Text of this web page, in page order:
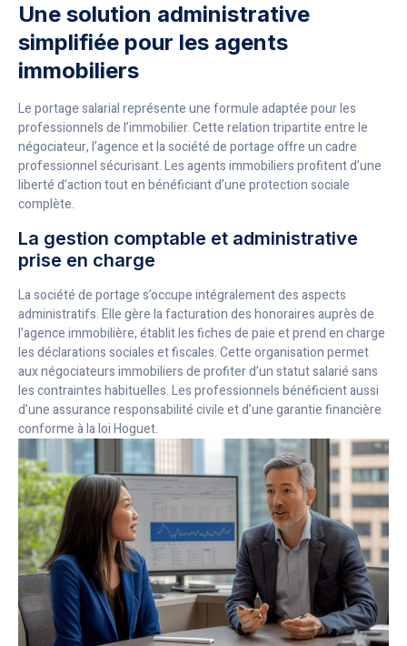
Une solution administrative
simplifiée pour les agents
immobiliers
Le portage salarial représente une formule adaptée pour les
professionnels de l’immobilier. Cette relation tripartite entre le
négociateur, l’agence et la société de portage offre un cadre
professionnel sécurisant. Les agents immobiliers profitent d’une
liberté d’action tout en bénéficiant d’une protection sociale
complète.
La gestion comptable et administrative
prise en charge
La société de portage s’occupe intégralement des aspects
administratifs. Elle gère la facturation des honoraires auprès de
l’agence immobilière, établit les fiches de paie et prend en charge
les déclarations sociales et fiscales. Cette organisation permet
aux négociateurs immobiliers de profiter d’un statut salarié sans
les contraintes habituelles. Les professionnels bénéficient aussi
d’une assurance responsabilité civile et d’une garantie financière
conforme à la loi Hoguet.